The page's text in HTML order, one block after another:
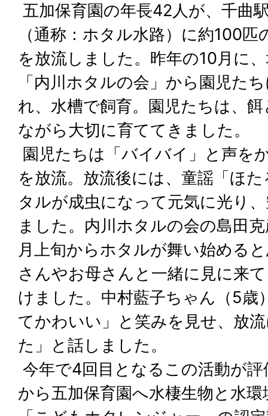
五加保育園の年長42人が、千曲
（通称：ホタル水路）に約100
を放流しました。昨年の10月に
「内川ホタルの会」から園児た
れ、水槽で飼育。園児たちは、
ながら大切に育ててきました。
園児たちは「バイバイ」と声を
を放流。放流後には、童謡「ほ
タルが成虫になって元気に光り
ました。内川ホタルの会の島田
月上旬からホタルが舞い始める
さんやお母さんと一緒に見に来
けました。中村藍子ちゃん（5歳
てかわいい」と笑みを見せ、放
た」と話しました。
今年で4回目となるこの活動が
から五加保育園へ水棲生物と水